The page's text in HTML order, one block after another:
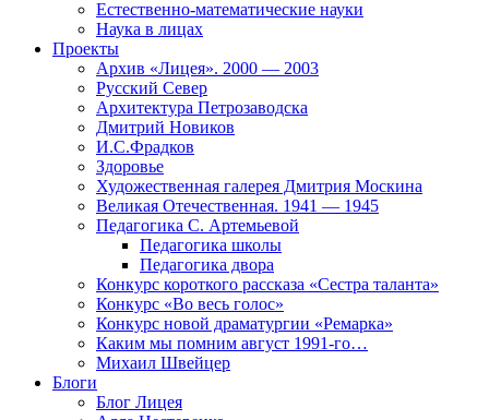
Естественно-математические науки
Наука в лицах
Проекты
Архив «Лицея». 2000 — 2003
Русский Север
Архитектура Петрозаводска
Дмитрий Новиков
И.С.Фрадков
Здоровье
Художественная галерея Дмитрия Москина
Великая Отечественная. 1941 — 1945
Педагогика С. Артемьевой
Педагогика школы
Педагогика двора
Конкурс короткого рассказа «Сестра таланта»
Конкурс «Во весь голос»
Конкурс новой драматургии «Ремарка»
Каким мы помним август 1991-го…
Михаил Швейцер
Блоги
Блог Лицея